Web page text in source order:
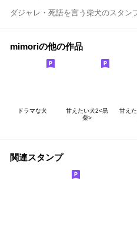
ダジャレ・死語を言う柴犬のスタン
mimoriの他の作品
ドラマな犬
甘えたい犬2<黒
柴>
甘え
関連スタンプ